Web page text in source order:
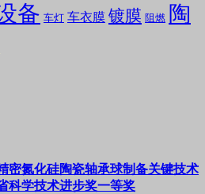
备 车灯 车衣膜 镀膜 阻燃 陶
密氮化硅陶瓷轴承球制备关键技术
科学技术进步奖一等奖